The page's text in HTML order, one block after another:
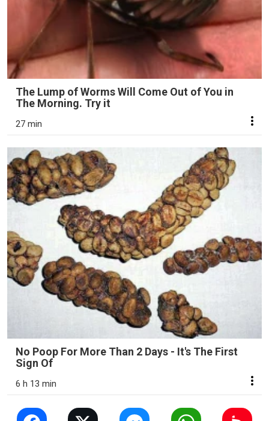
The Lump of Worms Will Come Out of You in
The Morning. Try it
27 min
No Poop For More Than 2 Days - It's The First
Sign Of
6 h 13 min